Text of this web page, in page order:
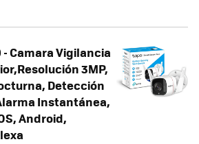
- Camara Vigilancia
3MP,
Detección
Instantánea,
Android,